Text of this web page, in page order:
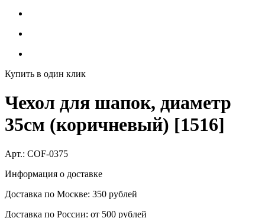
Купить в один клик
Чехол для шапок, диаметр
35см (коричневый) [1516]
Арт.: COF-0375
Информация о доставке
Доставка по Москве: 350 рублей
Доставка по России: от 500 рублей